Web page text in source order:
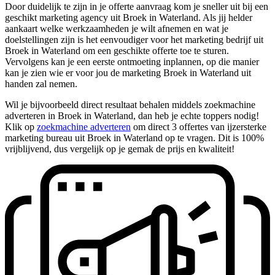
Door duidelijk te zijn in je offerte aanvraag kom je sneller uit bij een
geschikt marketing agency uit Broek in Waterland. Als jij helder
aankaart welke werkzaamheden je wilt afnemen en wat je
doelstellingen zijn is het eenvoudiger voor het marketing bedrijf uit
Broek in Waterland om een geschikte offerte toe te sturen.
Vervolgens kan je een eerste ontmoeting inplannen, op die manier
kan je zien wie er voor jou de marketing Broek in Waterland uit
handen zal nemen.
Wil je bijvoorbeeld direct resultaat behalen middels zoekmachine
adverteren in Broek in Waterland, dan heb je echte toppers nodig!
Klik op zoekmachine adverteren om direct 3 offertes van ijzersterke
marketing bureau uit Broek in Waterland op te vragen. Dit is 100%
vrijblijvend, dus vergelijk op je gemak de prijs en kwaliteit!